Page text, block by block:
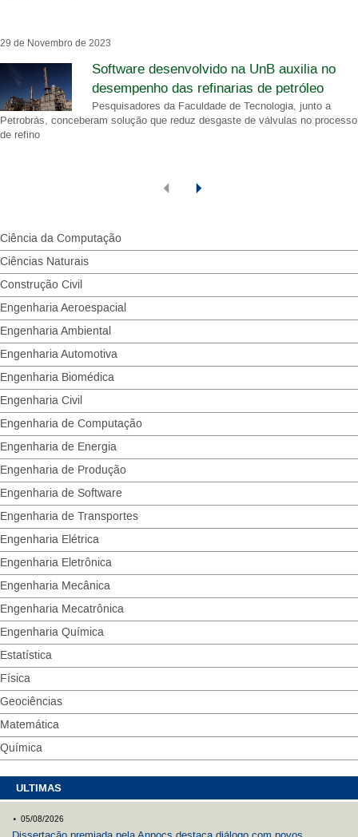
29 de Novembro de 2023
Software desenvolvido na UnB auxilia no
desempenho das refinarias de petróleo
Pesquisadores da Faculdade de Tecnologia, junto a
Petrobrás, conceberam solução que reduz desgaste de válvulas no processo
de refino
Ciência da Computação
Ciências Naturais
Construção Civil
Engenharia Aeroespacial
Engenharia Ambiental
Engenharia Automotiva
Engenharia Biomédica
Engenharia Civil
Engenharia de Computação
Engenharia de Energia
Engenharia de Produção
Engenharia de Software
Engenharia de Transportes
Engenharia Elétrica
Engenharia Eletrônica
Engenharia Mecânica
Engenharia Mecatrônica
Engenharia Química
Estatística
Física
Geociências
Matemática
Química
ULTIMAS
. 05/08/2026